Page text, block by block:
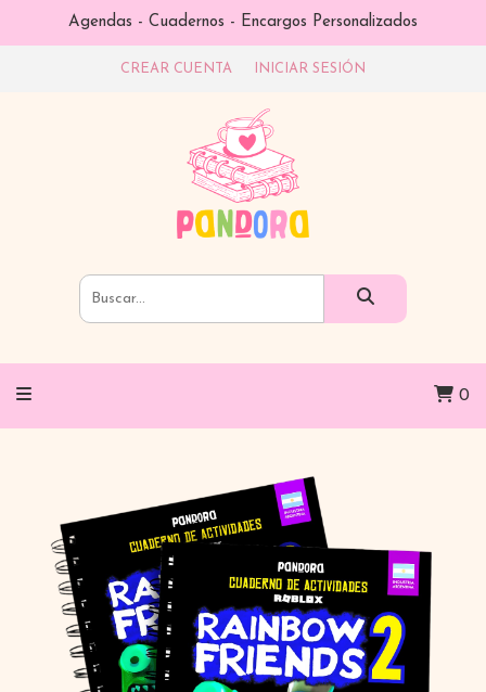
Agendas - Cuadernos - Encargos Personalizados
CREAR CUENTA INICIAR SESIÓN
0